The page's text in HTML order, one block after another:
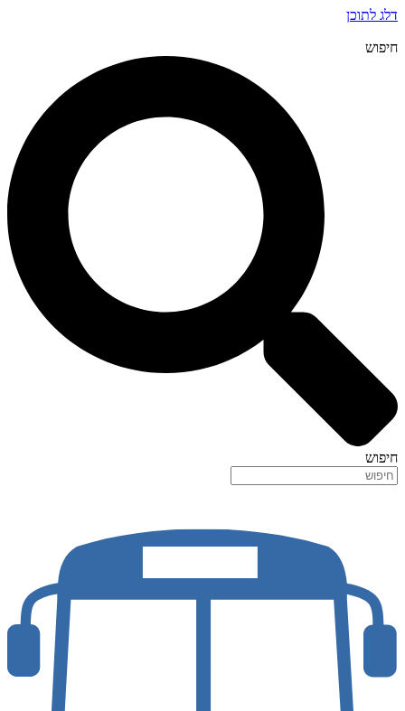
דלג לתוכן
חיפוש
חיפוש